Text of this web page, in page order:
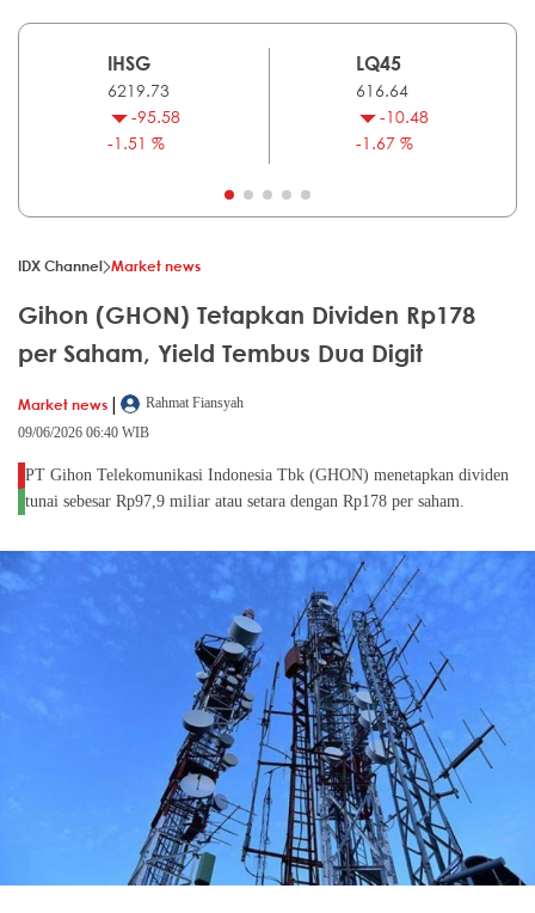
IHSG
6219.73
-95.58
-1.51 %
LQ45
616.64
-10.48
-1.67 %
IDX Channel Market news
Gihon (GHON) Tetapkan Dividen Rp178
per Saham, Yield Tembus Dua Digit
Market news |
Rahmat Fiansyah
09/06/2026 06:40 WIB
PT Gihon Telekomunikasi Indonesia Tbk (GHON) menetapkan dividen
tunai sebesar Rp97,9 miliar atau setara dengan Rp178 per saham.